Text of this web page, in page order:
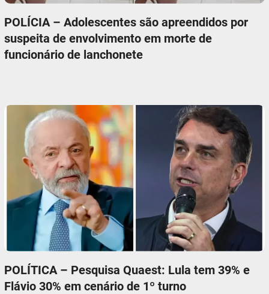
POLÍCIA – Adolescentes são apreendidos por
suspeita de envolvimento em morte de
funcionário de lanchonete
POLÍTICA – Pesquisa Quaest: Lula tem 39% e
Flávio 30% em cenário de 1º turno